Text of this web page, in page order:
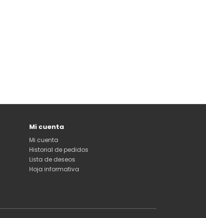
Mi cuenta
Mi cuenta
Historial de pedidos
Lista de deseos
Hoja informativa